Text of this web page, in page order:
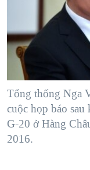
NGƯỜI VIỆT
ĐỜI SỐNG
KINH TẾ
KHOA HỌC
SỨC KHOẺ
VĂN HOÁ
THỂ THAO
HÀNH TRÌNH
MỘT NĂM
GIẢI MÃ VÀNH
TRỊNH VĨNH
GROUND ZERO
NGHE
MẠNG XÃ HỘI
Ngôn ngữ khác
Tổng thống Nga
cuộc họp báo
G-20 ở Hàng
2016.